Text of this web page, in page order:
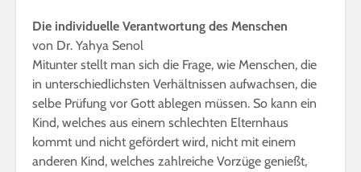
Die individuelle Verantwortung des Menschen
von Dr. Yahya Senol
Mitunter stellt man sich die Frage, wie Menschen, die
in unterschiedlichsten Verhältnissen aufwachsen, die
selbe Prüfung vor Gott ablegen müssen. So kann ein
Kind, welches aus einem schlechten Elternhaus
kommt und nicht gefördert wird, nicht mit einem
anderen Kind, welches zahlreiche Vorzüge genießt,